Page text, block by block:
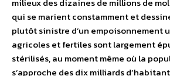
milieux des dizaines de millions de
qui se marient constamment et
plutôt sinistre d’un empoisonnement
agricoles et fertiles sont largement
stérilisés, au moment même où la
s’approche des dix milliards